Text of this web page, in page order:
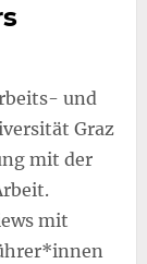
und
Graz
mit der
mit